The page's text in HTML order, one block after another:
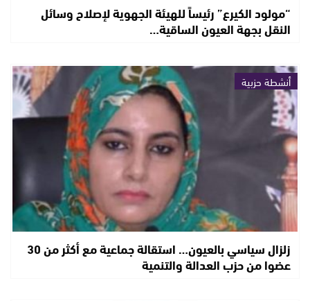
“مولود الكيرع” رئيساً للهيئة الجهوية لإصلاح وسائل
النقل بجهة العيون الساقية…
أنشطة حزبية
زلزال سياسي بالعيون… استقالة جماعية مع أكثر من 30
عضوا من حزب العدالة والتنمية